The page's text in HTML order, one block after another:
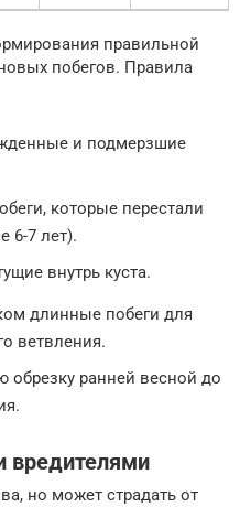
правильной
побегов. Правила
и подмерзшие
которые перестали
6-7 лет).
внутрь куста.
длинные побеги для
ветвления.
обрезку ранней весной до
вредителями
но может страдать от